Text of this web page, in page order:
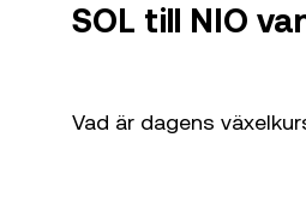
SOL till NIO
Vad är dagens